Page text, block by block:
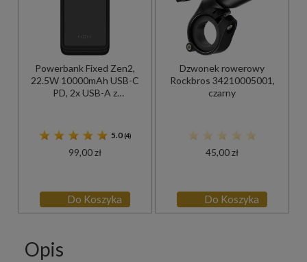
Powerbank Fixed Zen2,
22.5W 10000mAh USB-C
PD, 2x USB-A z
5.0 (4)
99,00 zł
Do Koszyka
Dzwonek rowerowy
Rockbros 34210005001,
czarny
45,00 zł
Do Koszyka
Opis